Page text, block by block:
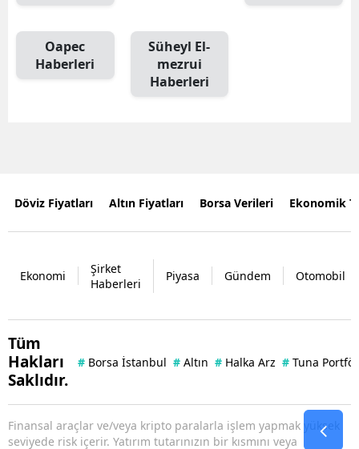
Oapec
Haberleri
Süheyl El-
mezrui
Haberleri
Döviz Fiyatları Altın Fiyatları Borsa Verileri Ekonomik
Ekonomi
Şirket
Haberleri
Piyasa Gündem Otomobil
Tüm
Hakları
Saklıdır.
# Borsa İstanbul # Altın # Halka Arz # Tuna
Finansal araçlar ve/veya kripto paralarla işlem yapmak yüksek
seviyede risk içerir. Yatırım tutarınızın bir kısmını veya